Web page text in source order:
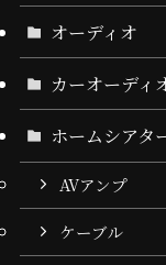
オーディオ
カーオーディ
ホームシアタ
AVアンプ
ケーブル